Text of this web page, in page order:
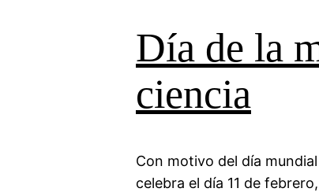
Día de la
ciencia
Con motivo del día
celebra el día 11 de